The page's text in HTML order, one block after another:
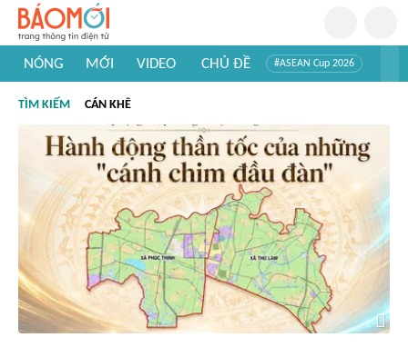
NÓNG MỚI VIDEO CHỦ ĐỀ #ASEAN Cup 2026
#Khám phá thế giới
TÌM KIẾM CÁN KHÊ